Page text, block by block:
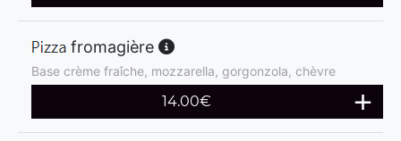
fromagière
Base crème fraîche, mozzarella, gorgonzola, chèvre
14.00€